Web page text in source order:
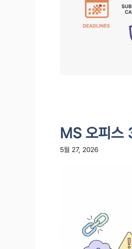
MS 오피스
5월 27, 2026